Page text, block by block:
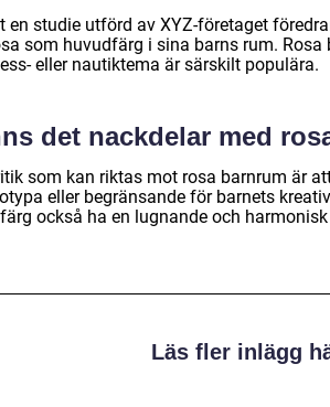
en studie utförd av XYZ-företaget
som huvudfärg i sina barns rum. Rosa
eller nautiktema är särskilt populära.
det nackdelar med
som kan riktas mot rosa barnrum är
eller begränsande för barnets
också ha en lugnande och
Läs fler inlägg